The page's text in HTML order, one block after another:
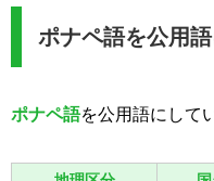
ポナペ語を公用
ポナペ語を公用語にして